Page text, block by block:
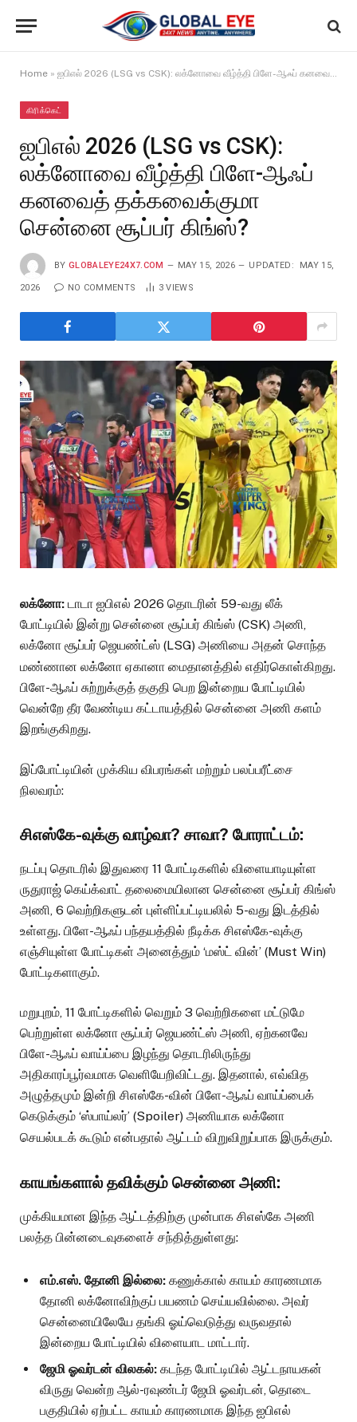
Home » ஐபிஎல் 2026 (LSG vs CSK): லக்னோவை வீழ்த்தி பிளே-ஆஃப் கனவைத் தக்கவைக்குமா சென்னை சூப்பர் கிங்ஸ்?
கிரிக்கெட்
ஐபிஎல் 2026 (LSG vs CSK):
லக்னோவை வீழ்த்தி பிளே-ஆஃப்
கனவைத் தக்கவைக்குமா
சென்னை சூப்பர் கிங்ஸ்?
BY GLOBALEYE24X7.COM MAY 15, 2026 UPDATED: MAY 15,
2026 NO COMMENTS 3VIEWS
லக்னோ: டாடா ஐபிஎல் 2026 தொடரின் 59-வது லீக்
போட்டியில் இன்று சென்னை சூப்பர் கிங்ஸ் (CSK) அணி,
லக்னோ சூப்பர் ஜெயண்ட்ஸ் (LSG) அணியை அதன் சொந்த
மண்ணான லக்னோ ஏகானா மைதானத்தில் எதிர்கொள்கிறது.
பிளே-ஆஃப் சுற்றுக்குத் தகுதி பெற இன்றைய போட்டியில்
வென்றே தீர வேண்டிய கட்டாயத்தில் சென்னை அணி களம்
இறங்குகிறது.
இப்போட்டியின் முக்கிய விபரங்கள் மற்றும் பலப்பரீட்சை
நிலவரம்:
சிஎஸ்கே-வுக்கு வாழ்வா? சாவா? போராட்டம்:
நடப்பு தொடரில் இதுவரை 11 போட்டிகளில் விளையாடியுள்ள
ருதுராஜ் கெய்க்வாட் தலைமையிலான சென்னை சூப்பர் கிங்ஸ்
அணி, 6 வெற்றிகளுடன் புள்ளிப்பட்டியலில் 5-வது இடத்தில்
உள்ளது. பிளே-ஆஃப் பந்தயத்தில் நீடிக்க சிஎஸ்கே-வுக்கு
எஞ்சியுள்ள போட்டிகள் அனைத்தும் ‘மஸ்ட் வின்’ (Must Win)
போட்டிகளாகும்.
மறுபுறம், 11 போட்டிகளில் வெறும் 3 வெற்றிகளை மட்டுமே
பெற்றுள்ள லக்னோ சூப்பர் ஜெயண்ட்ஸ் அணி, ஏற்கனவே
பிளே-ஆஃப் வாய்ப்பை இழந்து தொடரிலிருந்து
அதிகாரப்பூர்வமாக வெளியேறிவிட்டது. இதனால், எவ்வித
அழுத்தமும் இன்றி சிஎஸ்கே-வின் பிளே-ஆஃப் வாய்ப்பைக்
கெடுக்கும் ‘ஸ்பாய்லர்’ (Spoiler) அணியாக லக்னோ
செயல்படக் கூடும் என்பதால் ஆட்டம் விறுவிறுப்பாக இருக்கும்.
காயங்களால் தவிக்கும் சென்னை அணி:
முக்கியமான இந்த ஆட்டத்திற்கு முன்பாக சிஎஸ்கே அணி
பலத்த பின்னடைவுகளைச் சந்தித்துள்ளது:
எம்.எஸ். தோனி இல்லை: கணுக்கால் காயம் காரணமாக
தோனி லக்னோவிற்குப் பயணம் செய்யவில்லை. அவர்
சென்னையிலேயே தங்கி ஓய்வெடுத்து வருவதால்
இன்றைய போட்டியில் விளையாட மாட்டார்.
ஜேமி ஓவர்டன் விலகல்: கடந்த போட்டியில் ஆட்டநாயகன்
விருது வென்ற ஆல்-ரவுண்டர் ஜேமி ஓவர்டன், தொடை
பகுதியில் ஏற்பட்ட காயம் காரணமாக இந்த ஐபிஎல்